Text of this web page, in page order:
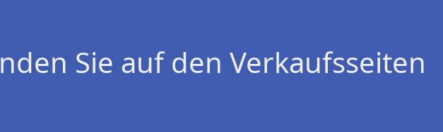
Sie auf den Verkaufsseiten